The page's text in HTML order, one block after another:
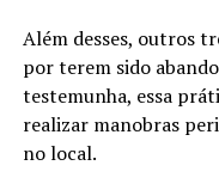
Além desses, outros
por terem sido
testemunha, essa
realizar manobras
no local.